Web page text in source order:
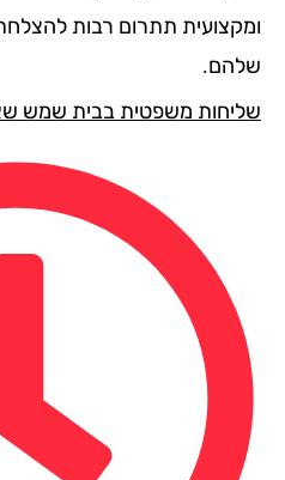
תתרום רבות להצלחתם
משפטית בבית שמש שאלות